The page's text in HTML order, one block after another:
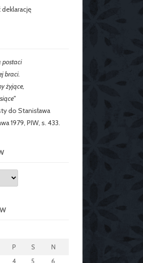
postaci
braci.
żyjące,
do Stanisława
1979, PIW, s. 433.
P S
N
4 5
6